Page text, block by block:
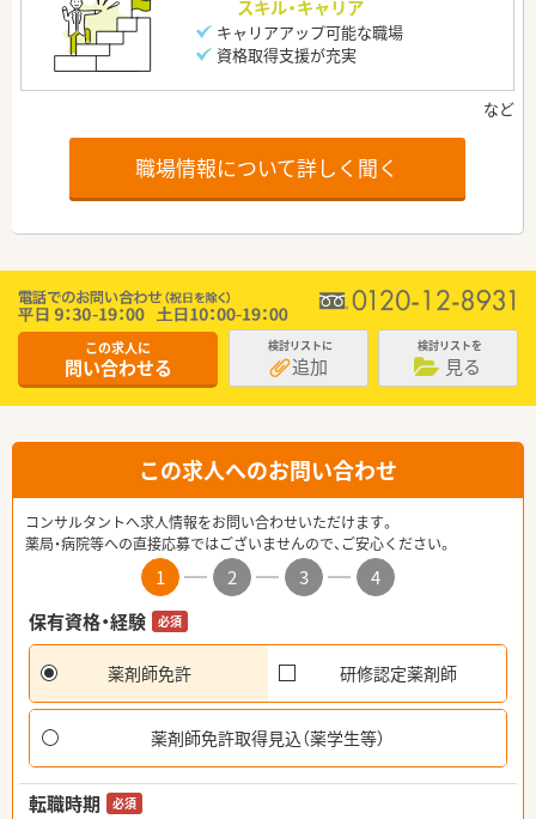
スキル・キャリア
キャリアアップ可能な職場
資格取得支援が充実
職場情報について詳しく聞く
この求人に
問い合わせる
検討リストに
追加
検討リストを
見る
この求人へのお問い合わせ
コンサルタントへ求人情報をお問い合わせいただけます。
薬局・病院等への直接応募ではございませんので、ご安心ください。
1 2 3
4
保有資格・経験
必須
薬剤師免許 研修認定薬剤師
薬剤師免許取得見込（薬学生等）
転職時期 必須